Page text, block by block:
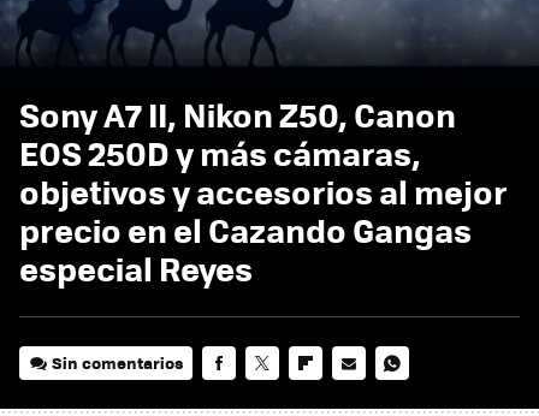
Sony A7 II, Nikon Z50, Canon
EOS 250D y más cámaras,
objetivos y accesorios al mejor
precio en el Cazando Gangas
especial Reyes
Sin comentarios